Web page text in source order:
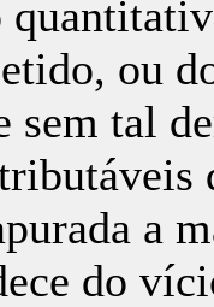
ou
sem tal
a
do